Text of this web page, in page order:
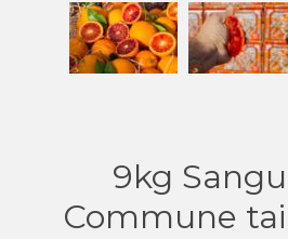
9kg
Commune